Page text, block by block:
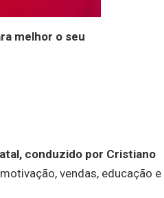
melhor o seu
conduzido por Cristiano
vendas, educação e